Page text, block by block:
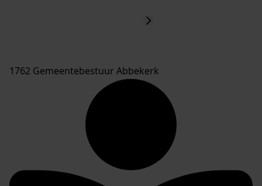
1762 Gemeentebestuur Abbekerk